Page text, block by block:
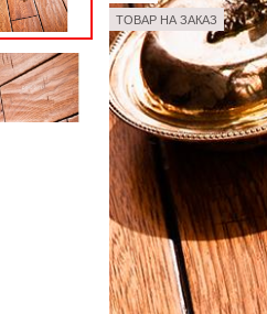
ТОВАР НА ЗАКАЗ